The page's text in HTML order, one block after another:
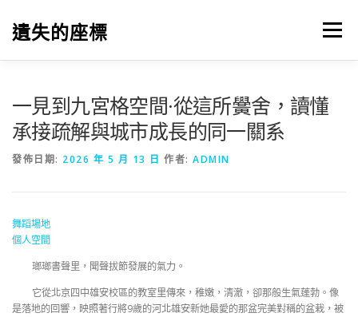
遺失的座標 選單
一見到九宮格空間·從這所黌舍，讀懂
承接疏解與城市成長的同一關系
發佈日期: 2026 年 5 月 13 日 作者: ADMIN
舞蹈場地
個人空間
瑯瑯書聲里，聞聲拔節發展的氣力。
它從北京四中雄安校區的教室里傳來，稚嫩，清澈，卻那般生氣蓬勃。像
是落地的回響，映照著行將9歲的河北雄安新她最愛的那盆完美對稱的盆栽，被